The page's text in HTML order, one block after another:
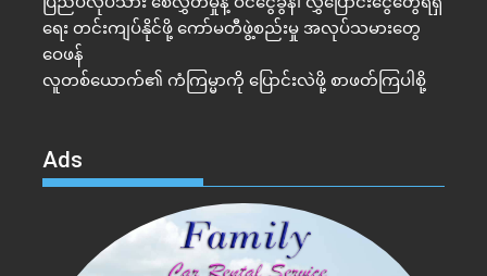
ရေး တင်းကျပ်နိုင်ဖို့ ကော်မတီဖွဲ့စည်းမှု အလုပ်သမားတွေ
ဝေဖန်
လူတစ်ယောက်၏ ကံကြမ္မာကို ပြောင်းလဲဖို့ စာဖတ်ကြပါစို့
Ads